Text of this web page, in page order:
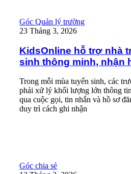
KidsOnline hỗ trợ nhà trường
Góc Quản lý trường
23 Tháng 3, 2026
KidsOnline hỗ trợ nhà
sinh thông minh, nhận
Trong mỗi mùa tuyển sinh, các
phải xử lý khối lượng lớn thông
qua cuộc gọi, tin nhắn và hồ sơ
duy trì cách ghi nhận
4 lợi ích cho trường mầm non khi
Góc chia sẻ